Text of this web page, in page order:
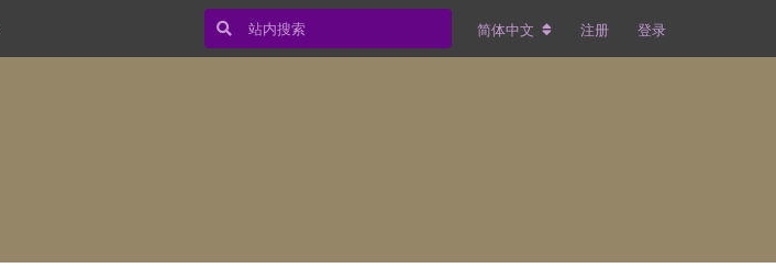
简体中文 注册 登录